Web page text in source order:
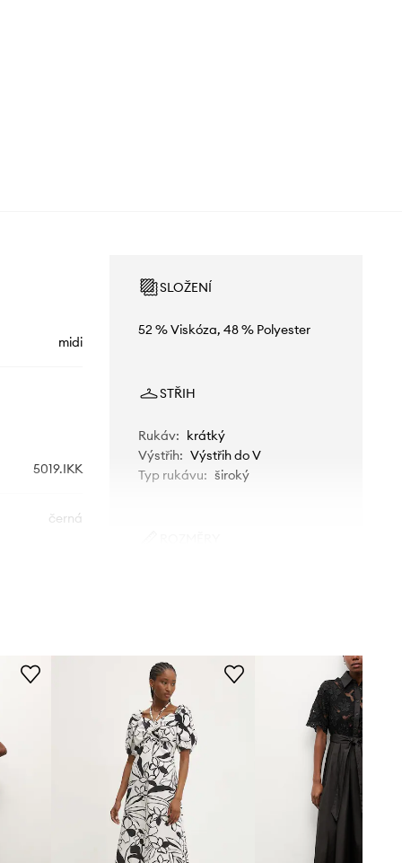
midi
5019.IKK
černá
SLOŽENÍ
52 % Viskóza, 48 % Polyester
STŘIH
Rukáv:
krátký
Výstřih: Výstřih do V
Typ rukávu: široký
Doporučujeme zvolit velikost, kterou
běžně nosíte.
Tabulka velikosti